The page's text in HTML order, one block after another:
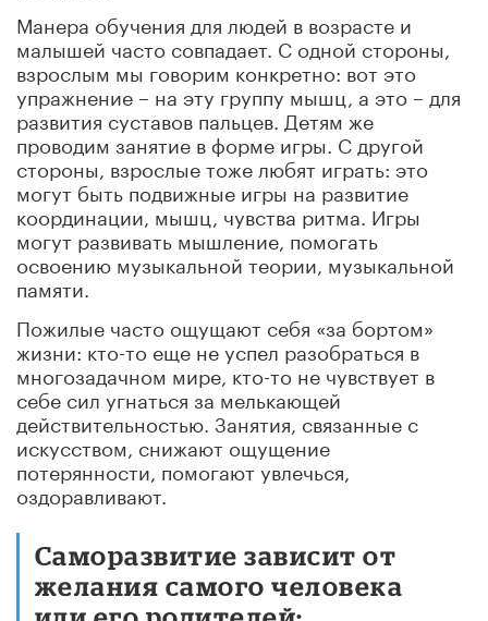
Манера обучения для людей в возрасте и
малышей часто совпадает. С одной стороны,
взрослым мы говорим конкретно: вот это
упражнение – на эту группу мышц, а это – для
развития суставов пальцев. Детям же
проводим занятие в форме игры. С другой
стороны, взрослые тоже любят играть: это
могут быть подвижные игры на развитие
координации, мышц, чувства ритма. Игры
могут развивать мышление, помогать
освоению музыкальной теории, музыкальной
памяти.
Пожилые часто ощущают себя «за бортом»
жизни: кто-то еще не успел разобраться в
многозадачном мире, кто-то не чувствует в
себе сил угнаться за мелькающей
действительностью. Занятия, связанные с
искусством, снижают ощущение
потерянности, помогают увлечься,
оздоравливают.
Саморазвитие зависит от
желания самого человека